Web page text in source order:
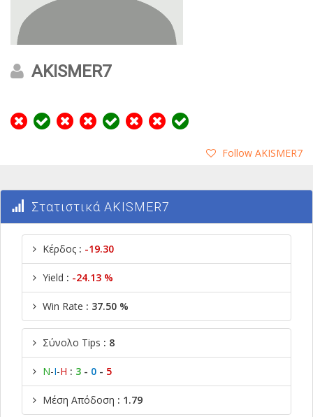
AKISMER7
Follow AKISMER7
Στατιστικά AKISMER7
Κέρδος : -19.30
Yield : -24.13 %
Win Rate : 37.50 %
Σύνολο Tips : 8
Ν-Ι-Η : 3 - 0 - 5
Μέση Απόδοση : 1.79